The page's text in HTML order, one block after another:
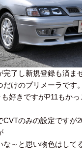
完了し新規登録も済ま
けのプリメーラです。
好きですがP11もかっ
CVTのみの設定ですが
な～と思い物色はして